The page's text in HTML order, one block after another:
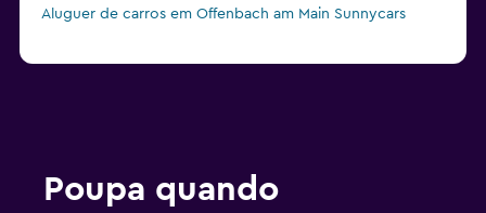
Aluguer de carros em Offenbach am Main Sunnycars
Poupa quando